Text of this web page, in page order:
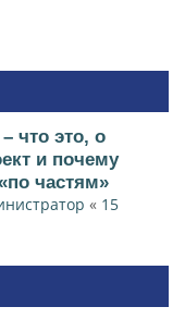
что это, о
и почему
частям»
« 15